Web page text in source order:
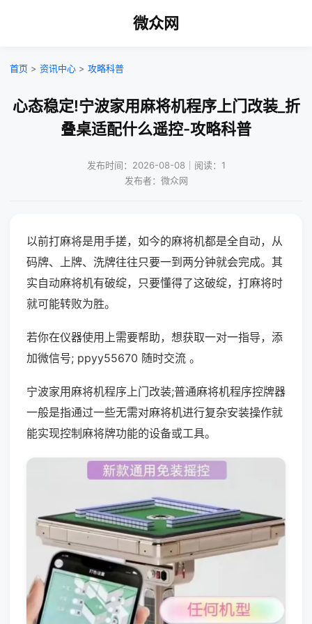
微众网
首页 > 资讯中心 > 攻略科普
心态稳定!宁波家用麻将机程序上门改装_折
叠桌适配什么遥控-攻略科普
发布时间：2026-08-08｜阅读：1
发布者：微众网
以前打麻将是用手搓，如今的麻将机都是全自动，从
码牌、上牌、洗牌往往只要一到两分钟就会完成。其
实自动麻将机有破绽，只要懂得了这破绽，打麻将时
就可能转败为胜。
若你在仪器使用上需要帮助，想获取一对一指导，添
加微信号; ppyy55670 随时交流 。
宁波家用麻将机程序上门改装;普通麻将机程序控牌器
一般是指通过一些无需对麻将机进行复杂安装操作就
能实现控制麻将牌功能的设备或工具。